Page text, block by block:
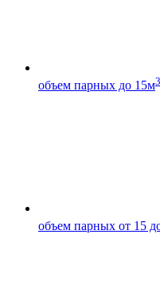
объем парных до 15м3
объем парных от 15